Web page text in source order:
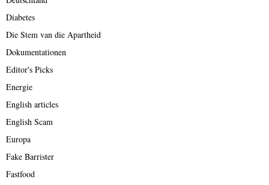
Diabetes
Die Stem van die Apartheid
Dokumentationen
Editor's Picks
Energie
English articles
English Scam
Europa
Fake Barrister
Fastfood